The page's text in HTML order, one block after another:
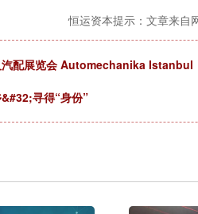
恒运资本提示：文章来自
汽配展览会 Automechanika Istanbul
寻得“身份”